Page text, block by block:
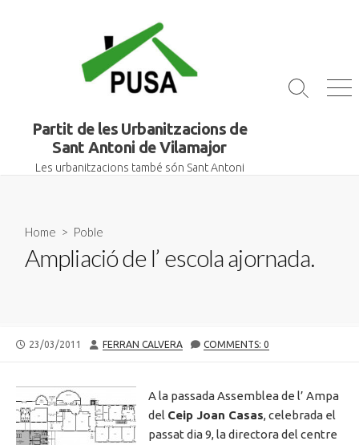
Partit de les Urbanitzacions de
Sant Antoni de Vilamajor
Les urbanitzacions també són Sant Antoni
Search
Home > Poble
Ampliació de l’ escola ajornada.
PUBLISHED
23/03/2011 AUTHOR
FERRAN CALVERA COMMENTS: 0
A la passada Assemblea de l’ Ampa
del Ceip Joan Casas, celebrada el
passat dia 9, la directora del centre